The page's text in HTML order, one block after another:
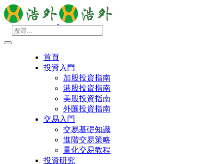
首頁
投資入門
加股投資指南
港股投資指南
美股投資指南
外匯投資指南
交易入門
交易基礎知識
進階交易策略
量化交易教程
投資研究